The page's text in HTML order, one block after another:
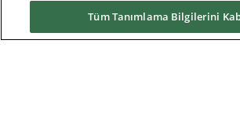
News & Media
Tüm Tanımlama Bilgilerini